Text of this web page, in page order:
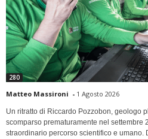
280
Matteo Massironi - 1 Agosto 2026
Un ritratto di Riccardo Pozzobon, geologo
scomparso prematuramente nel settembre
straordinario percorso scientifico e umano.